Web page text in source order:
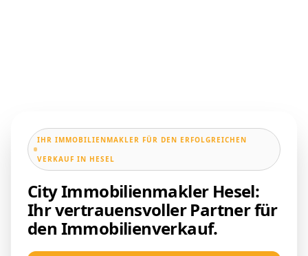
IHR IMMOBILIENMAKLER FÜR DEN ERFOLGREICHEN
VERKAUF IN HESEL
City Immobilienmakler Hesel:
Ihr vertrauensvoller Partner für
den Immobilienverkauf.